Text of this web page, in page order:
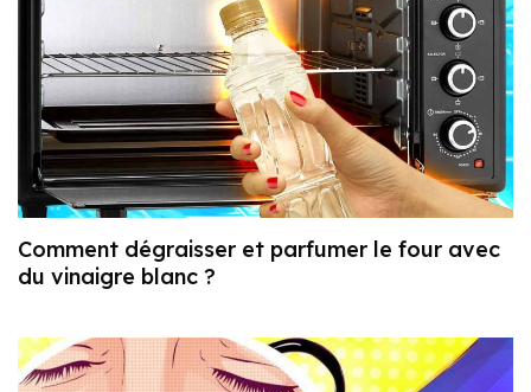
Comment dégraisser et parfumer le four avec
du vinaigre blanc ?